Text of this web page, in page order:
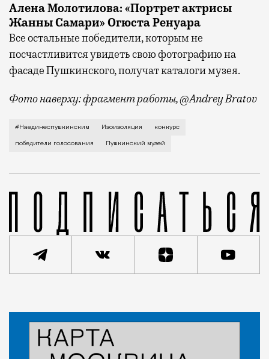
Алена Молотилова: «Портрет актрисы
Жанны Самари» Огюста Ренуара
Все остальные победители, которым не
посчастливится увидеть свою фотографию на
фасаде Пушкинского, получат каталоги музея.
Фото наверху: фрагмент работы, @Andrey Bratov
«Изоизоляция», развлекавшая нас весь
#Наединеспушкинским Изоизоляция конкурс
победители голосования Пушкинский музей
Статья
Город
Редакция Москвич Mag